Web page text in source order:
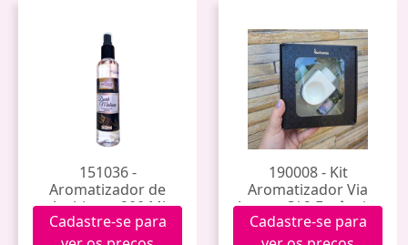
151036 -
Aromatizador de
Ambiente 200 Ml
Dark Malone
Cadastre-se para
190008 - Kit
Aromatizador Via
Aroma C/ 2 Essências
Cadastre-se para